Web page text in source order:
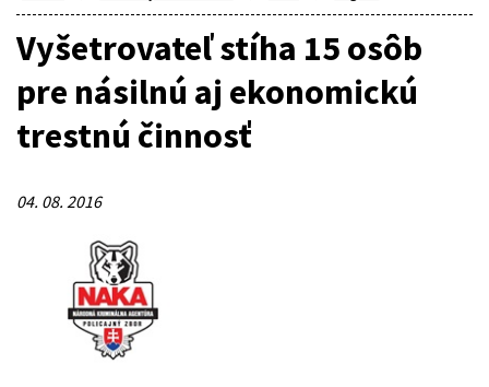
Vyšetrovateľ stíha 15 osôb
pre násilnú aj ekonomickú
trestnú činnosť
04. 08. 2016